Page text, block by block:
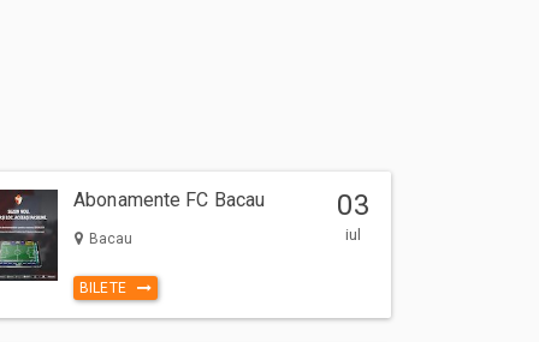
Abonamente FC Bacau
Bacau
BILETE
03
iul